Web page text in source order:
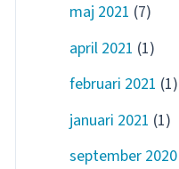
maj 2021 (7)
april 2021 (1)
februari 2021 (1)
januari 2021 (1)
september 2020